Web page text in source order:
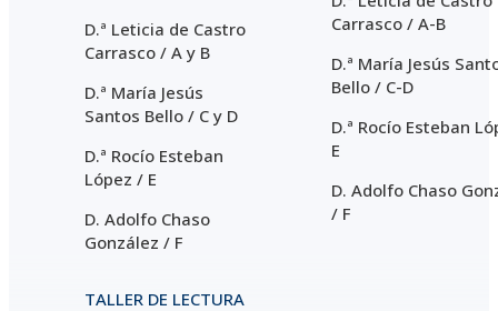
D.ª Leticia de Castro
Carrasco / A y B
D.ª María Jesús
Santos Bello / C y D
D.ª Rocío Esteban
López / E
D. Adolfo Chaso
González / F
TALLER DE LECTURA
Carrasco / A-B
D.ª María Jesús
Bello / C-D
D.ª Rocío Esteban
E
D. Adolfo Chaso
/ F